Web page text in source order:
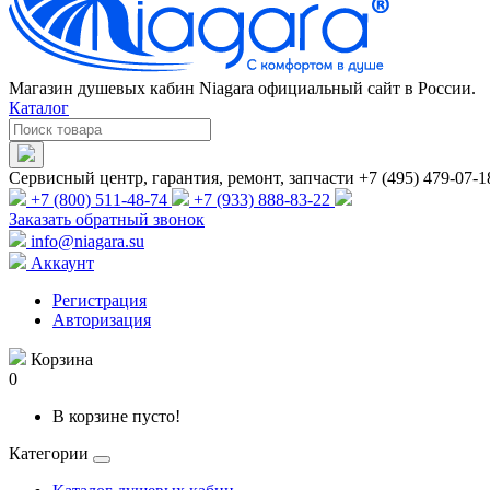
Магазин душевых кабин Niagara официальный сайт в России.
Каталог
Сервисный центр, гарантия, ремонт, запчасти +7 (495) 479-07-
+7 (800) 511-48-74
+7 (933) 888-83-22
Заказать обратный звонок
info@niagara.su
Аккаунт
Регистрация
Авторизация
Корзина
0
В корзине пусто!
Категории